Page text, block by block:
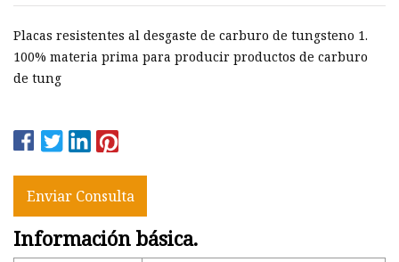
Placas resistentes al desgaste de carburo de tungsteno 1.
100% materia prima para producir productos de carburo
de tung
Enviar Consulta
Información básica.